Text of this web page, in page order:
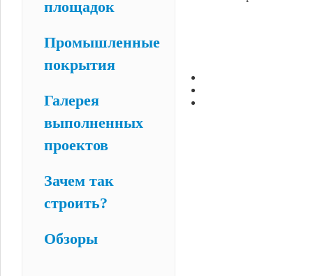
площадок
Промышленные
покрытия
Галерея
выполненных
проектов
Зачем так
строить?
Обзоры